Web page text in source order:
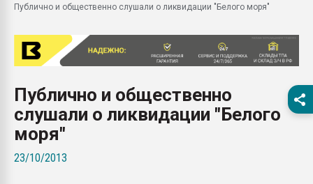
Подмосковье, Москва
28.07.2026
пластмасс
28.07.2026
Публично и общественно слушали о ликвидации "Белого моря"
Публично и общественно
слушали о ликвидации "Белого
моря"
23/10/2013